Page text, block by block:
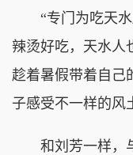
“专门为吃天水
辣烫好吃，天水人
趁着暑假带着自己
子感受不一样的风
和刘芳一样，与